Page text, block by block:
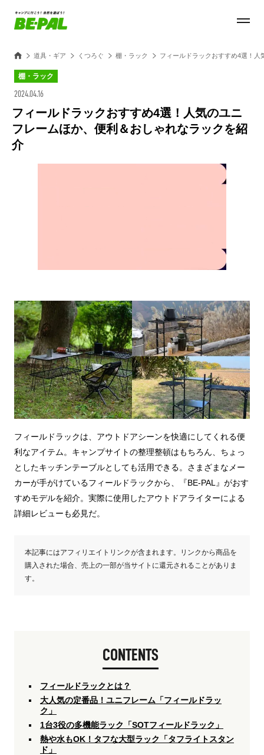
道具・ギア くつろぐ 棚・ラック フィールドラックおすすめ4選！
棚・ラック
2024.04.16
フィールドラックおすすめ4選！人気のユニ
フレームほか、便利＆おしゃれなラックを紹
介
フィールドラックは、アウトドアシーンを快適にしてくれる便
利なアイテム。キャンプサイトの整理整頓はもちろん、ちょっ
としたキッチンテーブルとしても活用できる。さまざまなメー
カーが手がけているフィールドラックから、『BE-PAL』がおす
すめモデルを紹介。実際に使用したアウトドアライターによる
詳細レビューも必見だ。
本記事にはアフィリエイトリンクが含まれます。リンクから商品を
購入された場合、売上の一部が当サイトに還元されることがありま
す。
CONTENTS
フィールドラックとは？
大人気の定番品！ユニフレーム「フィールドラッ
ク」
1台3役の多機能ラック「SOTフィールドラック」
熱や水もOK！タフな大型ラック「タフライトスタン
ド」